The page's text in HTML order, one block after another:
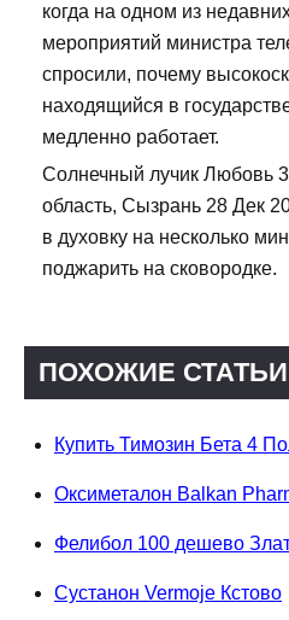
когда на одном из
мероприятий министра
спросили, почему
находящийся в
медленно работает.
Солнечный лучик Любовь
область, Сызрань 28 Дек
в духовку на несколько
поджарить на сковородке.
ПОХОЖИЕ СТАТЬИ
Купить Тимозин Бета 4
Оксиметалон Balkan
Фелибол 100 дешево
Сустанон Vermoje Кстово